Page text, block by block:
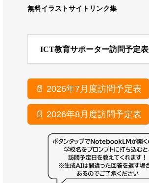
無料イラストサイトリンク集
ICT教育サポーター訪問予定表
📄 2026年7月度訪問予定表
📄 2026年8月度訪問予定表